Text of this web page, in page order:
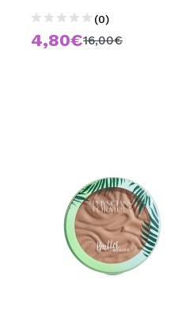
SPECIALS
(0)
4,80€16,00€